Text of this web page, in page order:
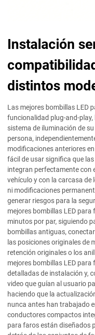
Instalación
distintos
Las mejores bombillas LED
funcionalidad plug-and-play,
sistema de iluminación de
persona,
modificaciones anteriores
fácil de usar significa que
integran perfectamente con
vehículo y con la carcasa de
ni modificaciones
generar riesgos para la
mejores bombillas LED
minutos por par, siguiendo
bombillas antiguas,
las posiciones originales de
retención originales o los
mejores bombillas LED
detalladas de instalación y,
video que guían al usuario
haciendo que la
nunca antes han trabajado
conductores compactos
para faros están diseñados